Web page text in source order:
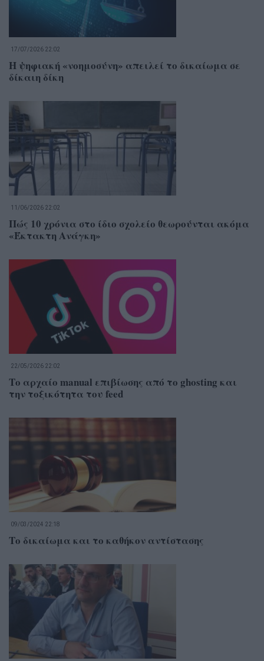
17/07/2026 22:02
Η ψηφιακή «νοημοσύνη» απειλεί το δικαίωμα σε
δίκαιη δίκη
11/06/2026 22:02
Πώς 10 χρόνια στο ίδιο σχολείο θεωρούνται ακόμα
«Έκτακτη Ανάγκη»
22/05/2026 22:02
Το αρχαίο manual επιβίωσης από το ghosting και
την τοξικότητα του feed
09/03/2024 22:18
Το δικαίωμα και το καθήκον αντίστασης